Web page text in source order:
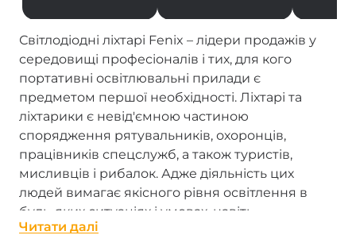
Світлодіодні ліхтарі Fenix – лідери продажів у
середовищі професіоналів і тих, для кого
портативні освітлювальні прилади є
предметом першої необхідності. Ліхтарі та
ліхтарики є невід'ємною частиною
спорядження рятувальників, охоронців,
працівників спецслужб, а також туристів,
мисливців і рибалок. Адже діяльність цих
людей вимагає якісного рівня освітлення в
будь-яких ситуаціях і умовах, навіть
екстремальних.
Читати далi